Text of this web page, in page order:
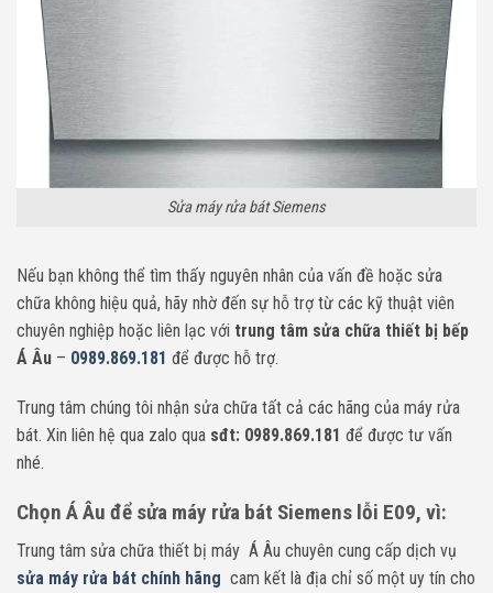
Sửa máy rửa bát Siemens
Nếu bạn không thể tìm thấy nguyên nhân của vấn đề hoặc sửa
chữa không hiệu quả, hãy nhờ đến sự hỗ trợ từ các kỹ thuật viên
chuyên nghiệp hoặc liên lạc với trung tâm sửa chữa thiết bị bếp
Á Âu – 0989.869.181 để được hỗ trợ.
Trung tâm chúng tôi nhận sửa chữa tất cả các hãng của máy rửa
bát. Xin liên hệ qua zalo qua sđt: 0989.869.181 để được tư vấn
nhé.
Chọn Á Âu để sửa máy rửa bát Siemens lỗi E09, vì:
Trung tâm sửa chữa thiết bị máy Á Âu chuyên cung cấp dịch vụ
sửa máy rửa bát chính hãng cam kết là địa chỉ số một uy tín cho